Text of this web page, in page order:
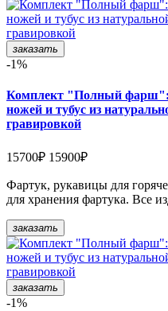
заказать
-1%
Комплект "Полный фарш":
ножей и тубус из
гравировкой
15700₽ 15900₽
Фартук, рукавицы для
для хранения фартука. Все
заказать
заказать
-1%